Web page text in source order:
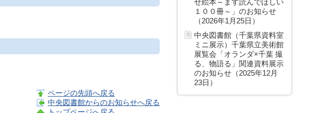
ページの先頭へ戻る
中央図書館からのお知らせへ戻る
せ絵本～まず読んでほしい
１００冊～」のお知らせ
（2026年1月25日）
中央図書館（千葉県資料室
ミニ展示）千葉県立美術館
展覧会「オランダ×千葉 撮
る、物語る」関連資料展示
のお知らせ（2025年12月
23日）